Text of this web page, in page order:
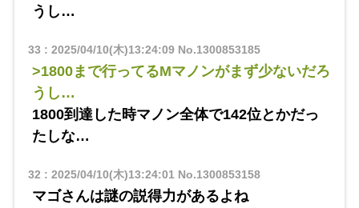
うし…
33 : 2025/04/10(木)13:24:09No.1300853185
>1800まで行ってるMマノンがまず少ないだろ
うし…
1800到達した時マノン全体で142位とかだっ
たしな…
32 : 2025/04/10(木)13:24:01 No.1300853158
マゴさんは謎の説得力があるよね